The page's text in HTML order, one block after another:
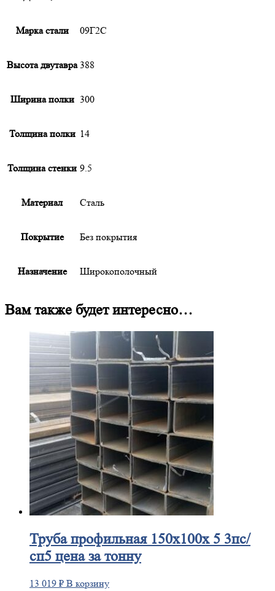
Марка стали 09Г2С
Высота двутавра 388
Ширина полки 300
Толщина полки 14
Толщина стенки 9.5
Материал Сталь
Покрытие Без покрытия
Назначение Широкополочный
Вам также будет интересно…
Трубапрофильная 150х100х 5 3пс/
сп5 цена за тонну
13 019 ₽ В корзину